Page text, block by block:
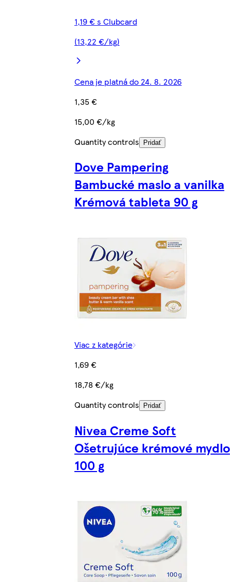
1,19 € s Clubcard
(13,22 €/kg)
Cena je platná do 24. 8. 2026
1,35 €
15,00 €/kg
Quantity controls
Pridať
Dove Pampering
Bambucké maslo a vanilka
Krémová tableta 90 g
Viac z kategórie
1,69 €
18,78 €/kg
Quantity controls
Pridať
Nivea Creme Soft
Ošetrujúce krémové mydlo
100 g